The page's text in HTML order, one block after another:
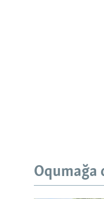
Oqumağa